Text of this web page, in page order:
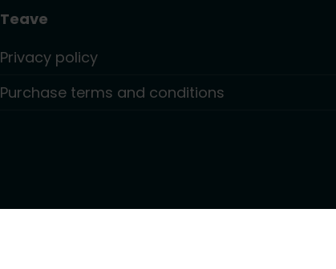
Teave
Privacy policy
Purchase terms and conditions